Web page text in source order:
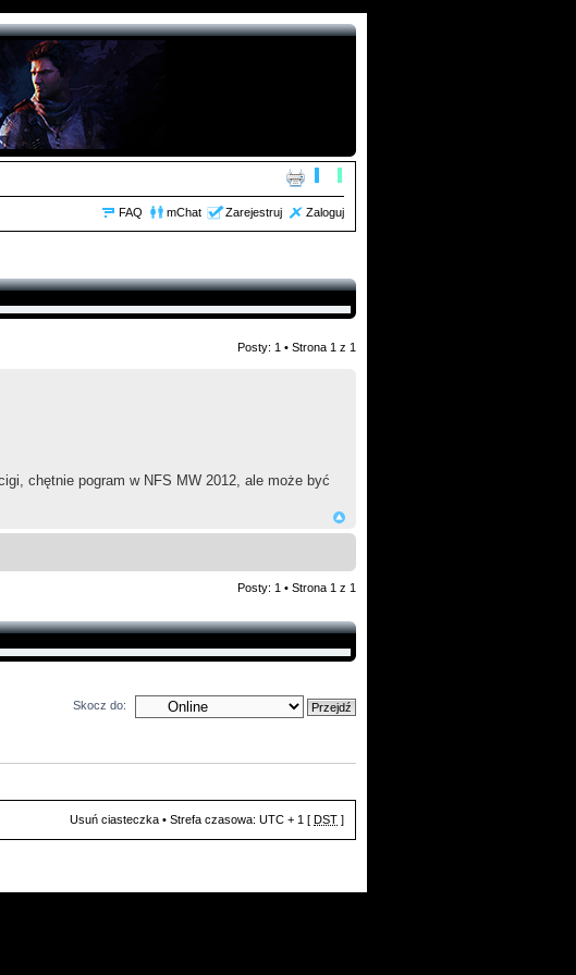
FAQ mChat Zarejestruj Zaloguj
Posty: 1 • Strona 1 z 1
chętnie pogram w NFS MW 2012, ale może być
Posty: 1 • Strona 1 z 1
Skocz do:
Usuń ciasteczka • Strefa czasowa: UTC + 1 [ DST ]